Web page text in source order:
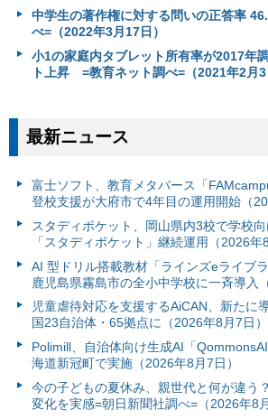
中学生の著作権に対する問いの正答率
べ=（2022年3月17日）
小1の家庭内タブレット所有率が2017年
ト上昇 =教育ネット調べ=（2021年2月3
最新ニュース
富⼠ソフト、教育メタバース「
登校支援が大府市で4年目の運用開始（
スタディポケット、岡山県内3校で学校
「スタディポケット」継続運用（2026年8
AI 型ドリル搭載教材「ラインズeライブ
鹿児島県霧島市の全小中学校に一斉導入
児童虐待対応を支援するAiCAN、新たに
国23自治体・65拠点に（2026年8月7日）
Polimill、自治体向け生成AI「
海道新冠町で実施（2026年8月7日）
今の子どもの夏休み、親世代と何が違う
変化を実感=朝日新聞社調べ=（2026年8月